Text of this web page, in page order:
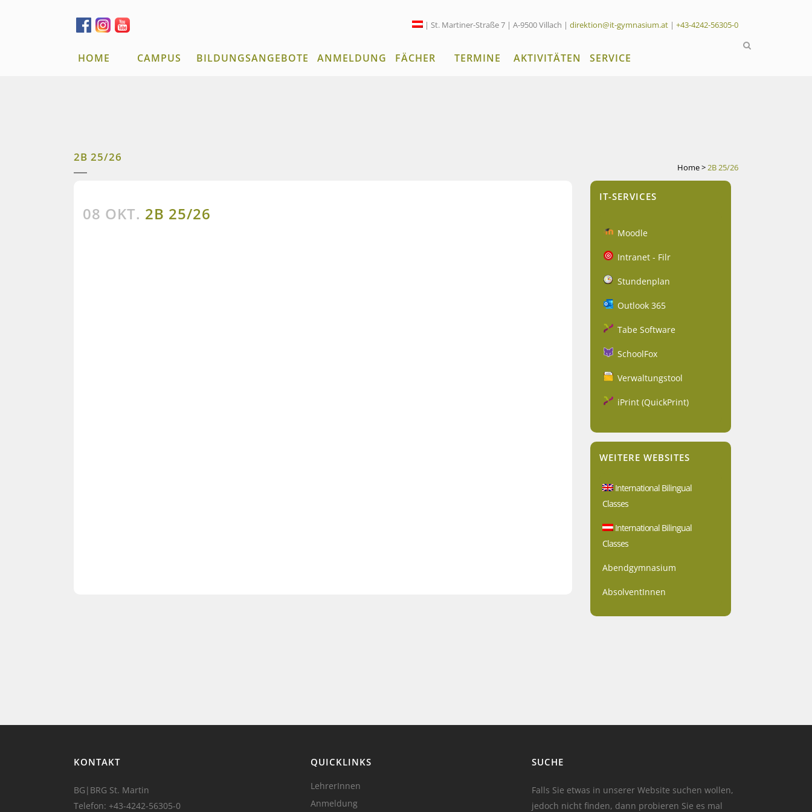
| St. Martiner-Straße 7 | A-9500 Villach | direktion@it-gymnasium.at | +43-4242-56305-0
HOME CAMPUS BILDUNGSANGEBOTE ANMELDUNG FÄCHER TERMINE AKTIVITÄTEN SERVICE
2B 25/26
Home>2B 25/26
08 OKT. 2B 25/26
IT-SERVICES
Moodle
Intranet - Filr
Stundenplan
Outlook 365
Tabe Software
SchoolFox
Verwaltungstool
iPrint (QuickPrint)
WEITERE WEBSITES
International Bilingual
Classes
International Bilingual
Classes
Abendgymnasium
AbsolventInnen
KONTAKT
BG|BRG St. Martin
Telefon: +43-4242-56305-0
QUICKLINKS
LehrerInnen
Anmeldung
SUCHE
Falls Sie etwas in unserer Website suchen wollen,
jedoch nicht finden, dann probieren Sie es mal